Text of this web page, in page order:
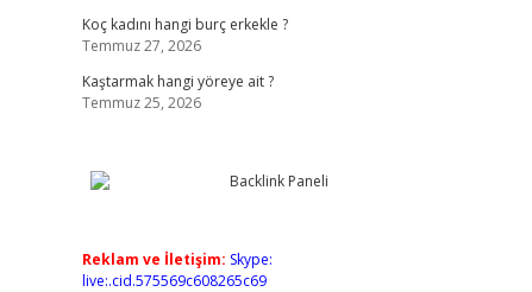
Koç kadını hangi burç erkekle ?
Temmuz 27, 2026
Kaştarmak hangi yöreye ait ?
Temmuz 25, 2026
Reklam ve İletişim: Skype:
live:.cid.575569c608265c69